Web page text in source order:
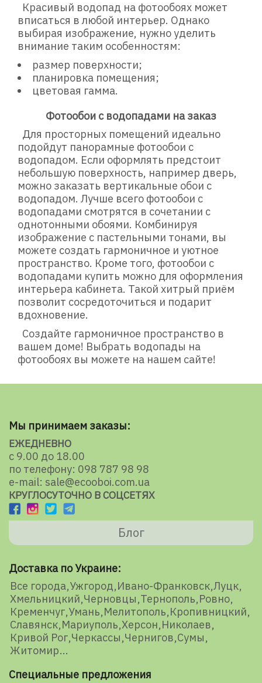
Красивый водопад на фотообоях может
вписаться в любой интерьер. Однако
выбирая изображение, нужно уделить
внимание таким особенностям:
размер поверхности;
планировка помещения;
цветовая гамма.
Фотообои с водопадами на заказ
Для просторных помещений идеально
подойдут панорамные фотообои с
водопадом. Если оформлять предстоит
небольшую поверхность, например дверь,
можно заказать вертикальные обои с
водопадом. Лучше всего фотообои с
водопадами смотрятся в сочетании с
однотонными обоями. Комбинируя
изображение с пастельными тонами, вы
можете создать гармоничное и уютное
пространство. Кроме того, фотообои с
водопадами купить можно для оформления
интерьера кабинета. Такой хитрый приём
позволит сосредоточиться и подарит
вдохновение.
Создайте гармоничное пространство в
вашем доме! Выбрать водопады на
фотообоях вы можете на нашем сайте!
Мы принимаем заказы:
ЕЖЕДНЕВНО
с 9.00 до 18.00
по телефону: 098 787 98 98
e-mail: sale@ecooboi.com.ua
КРУГЛОСУТОЧНО В СОЦСЕТЯХ
Блог
Доставка по Украине:
Все города Ужгород Ивано-Франковск Луцк
Хмельницкий Черновцы Тернополь Ровно
Кременчуг Умань Мелитополь Кропивницкий
Славянск Мариуполь Херсон Николаев
Кривой Рог Черкассы Чернигов Сумы
Житомир
Специальные предложения